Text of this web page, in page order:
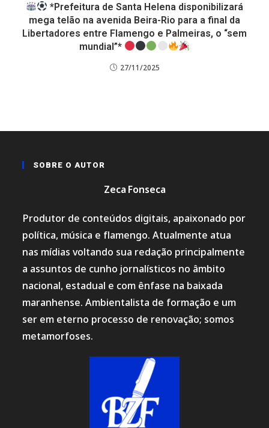
*Prefeitura de Santa Helena disponibilizará
mega telão na avenida Beira-Rio para a final da
Libertadores entre Flamengo e Palmeiras, o “sem
mundial”*
27/11/2025
SOBRE O AUTOR
Zeca Fonseca
Produtor de conteúdos digitais, apaixonado por
política, música e flamengo. Atualmente atua
nas mídias voltando sua redação principalmente
a assuntos de cunho jornalísticos no âmbito
nacional, estadual e com ênfase na baixada
maranhense. Ambientalista de formação e um
ser em eterno processo de renovação; somos
metamorfoses.